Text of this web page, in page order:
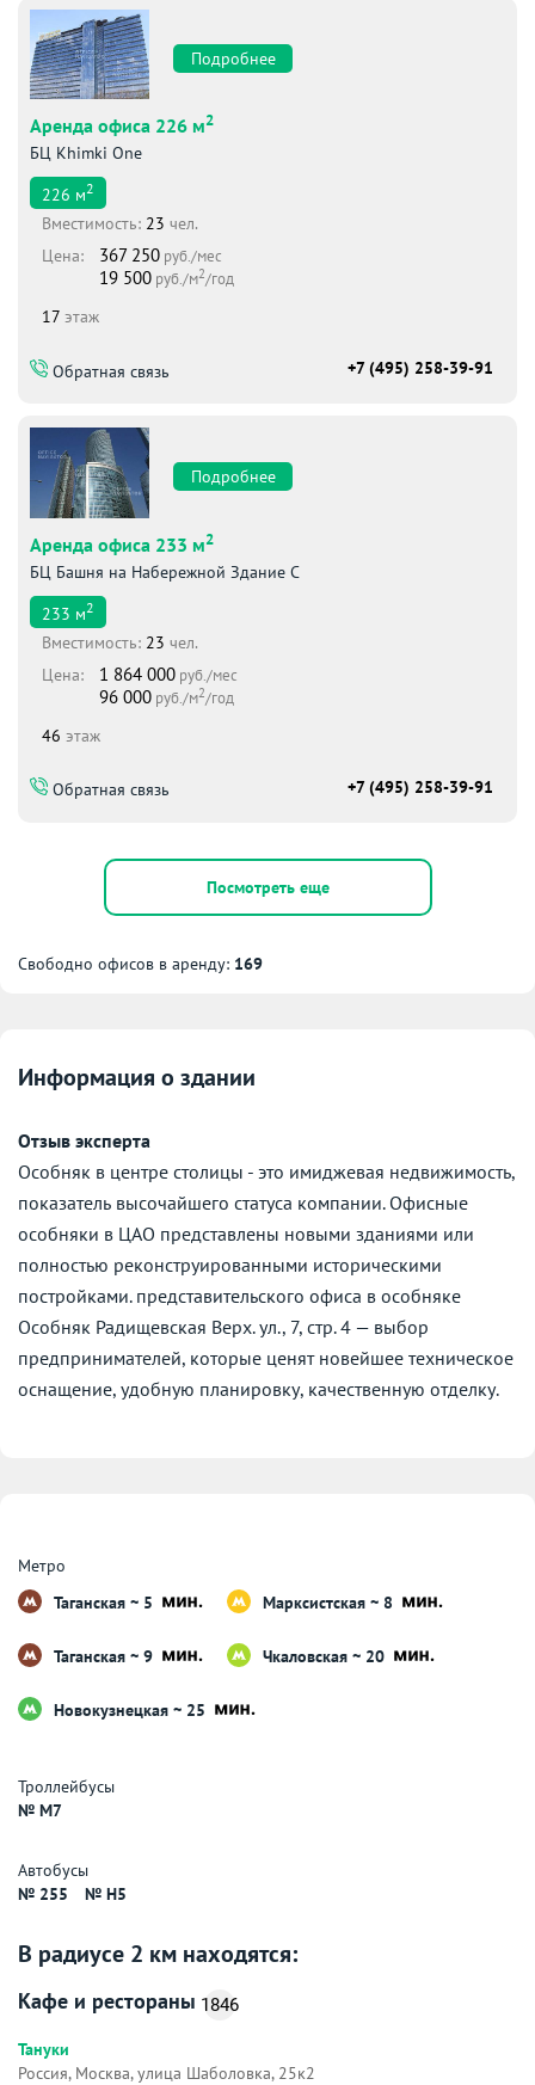
Подробнее
Аренда офиса 226 м2
БЦ Khimki One
226 м2
Вместимоcть: 23 чел.
Цена:
367 250 руб./мес
19 500 руб./м2/год
17 этаж
Обратная связь +7 (495) 258-39-91
Подробнее
Аренда офиса 233 м2
БЦ Башня на Набережной Здание С
233 м2
Вместимоcть: 23 чел.
Цена:
1 864 000 руб./мес
96 000 руб./м2/год
46 этаж
Обратная связь +7 (495) 258-39-91
Посмотреть еще
Свободно офисов в аренду: 169
Информация о здании
Отзыв эксперта
Особняк в центре столицы - это имиджевая недвижимость,
показатель высочайшего статуса компании. Офисные
особняки в ЦАО представлены новыми зданиями или
полностью реконструированными историческими
постройками. представительского офиса в особняке
Особняк Радищевская Верх. ул., 7, стр. 4 — выбор
предпринимателей, которые ценят новейшее техническое
оснащение, удобную планировку, качественную отделку.
Метро
Таганская ~ 5
Марксистская ~ 8
Таганская ~ 9 Чкаловская ~ 20
Новокузнецкая ~ 25
Троллейбусы
№ М7
Автобусы
№ 255
№ Н5
В радиусе 2 км находятся:
Кафе и рестораны 1846
Тануки
Россия, Москва, улица Шаболовка, 25к2